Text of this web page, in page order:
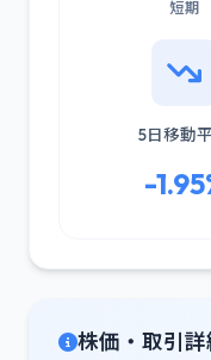
短期
5日移動
-
株価・取引詳